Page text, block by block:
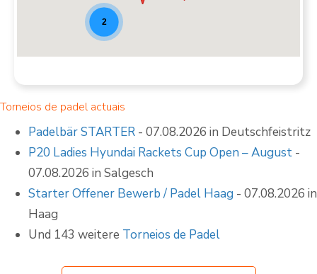
2
Torneios de padel actuais
Padelbär STARTER - 07.08.2026 in Deutschfeistritz
P20 Ladies Hyundai Rackets Cup Open – August -
07.08.2026 in Salgesch
Starter Offener Bewerb / Padel Haag - 07.08.2026 in
Haag
Und 143 weitere Torneios de Padel